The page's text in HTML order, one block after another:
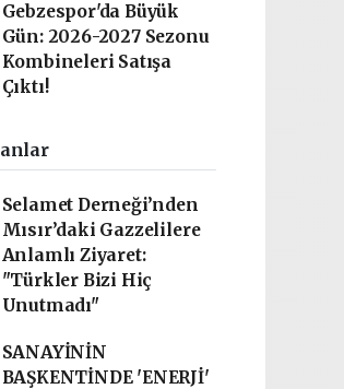
Gebzespor'da Büyük
Gün: 2026-2027 Sezonu
Kombineleri Satışa
Çıktı!
Selamet Derneği’nden
Mısır’daki Gazzelilere
Anlamlı Ziyaret:
"Türkler Bizi Hiç
Unutmadı"
SANAYİNİN
BAŞKENTİNDE 'ENERJİ'